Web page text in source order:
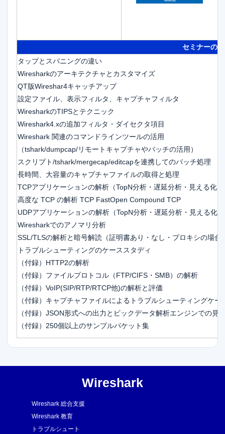
セミナーの
タップとスパニングの違い
Wiresharkのアーキテクチャとカスタマイズ
QT版Wireshar4キャッチアップ
設定ファイル、表示フィルタ、キャプチャフィルタ
WiresharkのTIPSとテクニック
Wireshark4.xの追加フィルタ・ダイセクタ項目
Wireshark 関連のコマンドラインツールの活用
（tshark/dumpcap/リモートキャプチャやバッチの活用）
スクリプト/tshark/mergecap/editcapを連携してのバッチ処理
長時間、大容量のキャプチャファイルの取得と処理
TCPアプリケーションの解析（TopN分析・遅延分析・見える化）
高度な TCP の解析 TCP FastOpen Compound TCP
UDPアプリケーションの解析（TopN分析・遅延分析・見える化）
Wiresharkでのアノマリ分析
SSL/TLSの解析と暗号解読（証明書あり・なし・プロキシの場合
トラブルシューティングのケーススタディ
（付録）HTTP2の解析
（付録）ファイルプロトコル（FTP/CIFS・SMB）の解析
（付録）VoIP(SIP/RTP/RTCP他)の解析と評価
（付録）キャプチャファイルによるトラブルシューティングケー
（付録）JSON形式への出力とビックデータ解析エンジンでの見
（付録）250個以上のサンプルパケット集
Wireshark
Wireshark 総合支援
Wireshark 教育
トラブルシュート